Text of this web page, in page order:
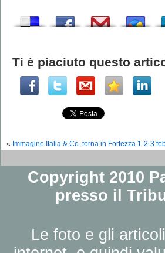
Ti è piaciuto questo
« Immagine Italia & Co. torna in Fortezza 1-2-3
Copyright 2010
presso il
Le foto e gli